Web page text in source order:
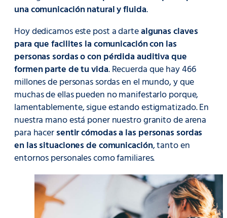
una comunicación natural y fluida.
Hoy dedicamos este post a dartealgunas claves
para que facilites la comunicación con las
personas sordas o con pérdida auditiva que
formen parte de tu vida. Recuerda que hay 466
millones de personas sordas en el mundo, y que
muchas de ellas pueden no manifestarlo porque,
lamentablemente, sigue estando estigmatizado. En
nuestra mano está poner nuestro granito de arena
para hacersentir cómodas a las personas sordas
en las situaciones de comunicación, tanto en
entornos personales como familiares.